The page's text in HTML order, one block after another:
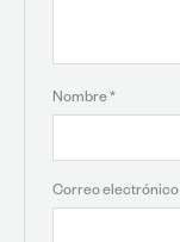
Nombre*
Correo electrónico